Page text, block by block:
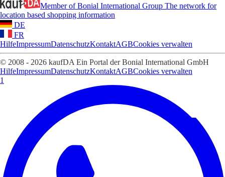
Member of Bonial International Group The network for
location based shopping information
DE
FR
HilfeImpressumDatenschutzKontaktAGBCookies verwalten
© 2008 - 2026 kaufDA Ein Portal der Bonial International GmbH
HilfeImpressumDatenschutzKontaktAGBCookies verwalten
1